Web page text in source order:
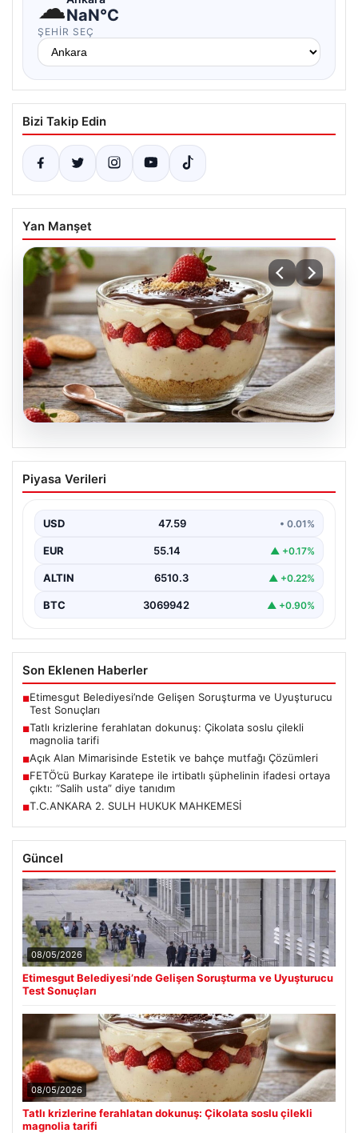
☁NaN°C
ŞEHIR SEÇ
Bizi Takip Edin
Yan Manşet
05.08.2026
Tatlı krizlerine ferahlatan dokunuş:
Çikolata soslu çilekli magnolia tarifi
Soslu Çilekli Magnolia Tarifi", "content": "Hayatın…
Piyasa Verileri
USD 47.59 • 0.01%
EUR 55.14 ▲ +0.17%
ALTIN 6510.3 ▲ +0.22%
BTC 3069942 ▲ +0.90%
Son Eklenen Haberler
■Etimesgut Belediyesi’nde Gelişen Soruşturma ve Uyuşturucu
Test Sonuçları
■Tatlı krizlerine ferahlatan dokunuş: Çikolata soslu çilekli
magnolia tarifi
■Açık Alan Mimarisinde Estetik ve bahçe mutfağı Çözümleri
■FETÖ’cü Burkay Karatepe ile irtibatlı şüphelinin ifadesi ortaya
çıktı: “Salih usta” diye tanıdım
■T.C.ANKARA 2. SULH HUKUK MAHKEMESİ
Güncel
08/05/2026
Etimesgut Belediyesi’nde Gelişen Soruşturma ve Uyuşturucu
Test Sonuçları
08/05/2026
Tatlı krizlerine ferahlatan dokunuş: Çikolata soslu çilekli
magnolia tarifi